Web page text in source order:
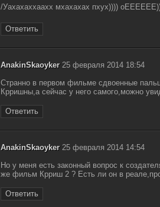
/Уахахаххаахх мхахахах пхух))))
Ответить
AnakinSkaoyker25 февраля 2014 18:54
Странно в первом фильме сдвоенные
Крришны,а сейчас у него самого,можно
Ответить
AnakinSkaoyker25 февраля 2014 14:54
Но у меня есть законный вопрос к
же фильм Крриш 2 ? Есть ли он в
Ответить